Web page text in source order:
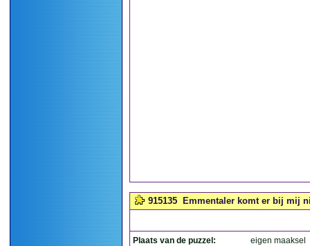
915135 Emmentaler komt er bij mij
Plaats van de puzzel:
eigen maaksel